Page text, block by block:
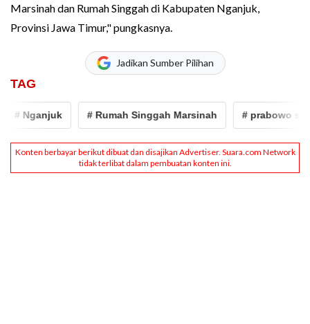
Marsinah dan Rumah Singgah di Kabupaten Nganjuk,
Provinsi Jawa Timur," pungkasnya.
Jadikan Sumber Pilihan
TAG
Nganjuk # Rumah Singgah Marsinah # prabowo